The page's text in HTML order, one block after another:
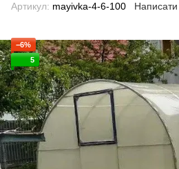
Артикул: mayivka-4-6-100 Написати
−6%
5